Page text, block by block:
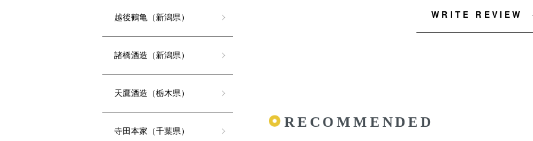
WRITE REVIEW
RECOMMENDED
越後鶴亀（新潟県）
諸橋酒造（新潟県）
天鷹酒造（栃木県）
寺田本家（千葉県）